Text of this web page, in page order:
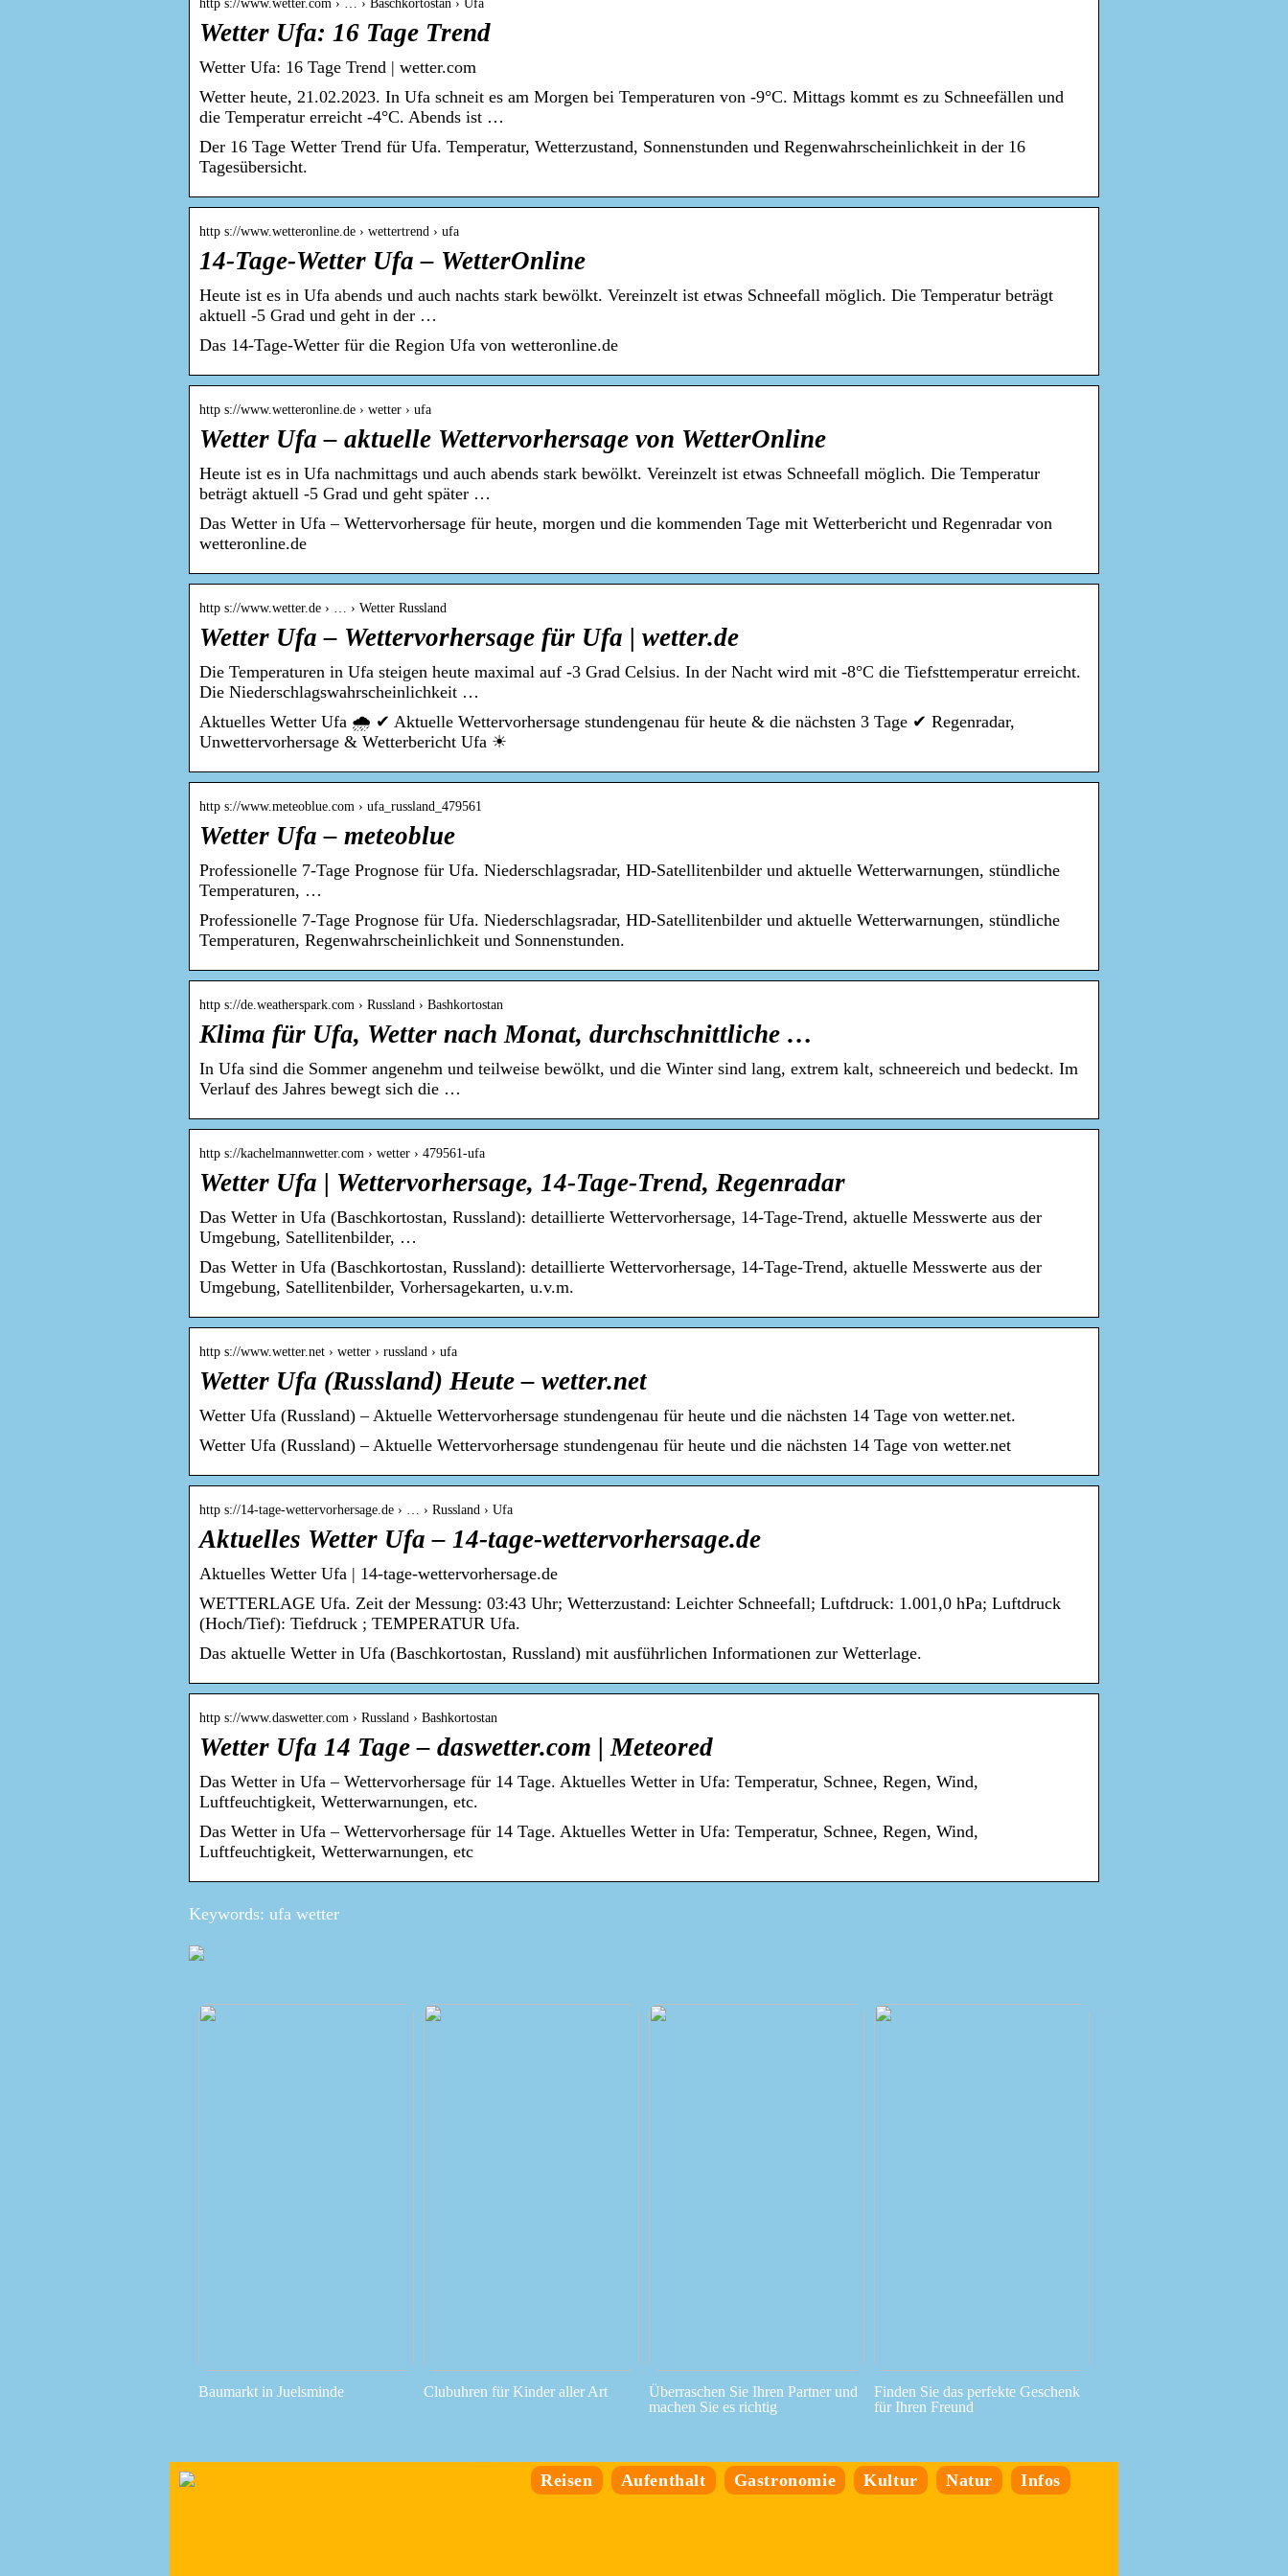
http s://www.wetter.com › … › Baschkortostan › Ufa
Wetter Ufa: 16 Tage Trend
Wetter Ufa: 16 Tage Trend | wetter.com
Wetter heute, 21.02.2023. In Ufa schneit es am Morgen bei Temperaturen von -9°C. Mittags kommt es zu Schneefällen und
die Temperatur erreicht -4°C. Abends ist …
Der 16 Tage Wetter Trend für Ufa. Temperatur, Wetterzustand, Sonnenstunden und Regenwahrscheinlichkeit in der 16
Tagesübersicht.
http s://www.wetteronline.de › wettertrend › ufa
14-Tage-Wetter Ufa – WetterOnline
Heute ist es in Ufa abends und auch nachts stark bewölkt. Vereinzelt ist etwas Schneefall möglich. Die Temperatur beträgt
aktuell -5 Grad und geht in der …
Das 14-Tage-Wetter für die Region Ufa von wetteronline.de
http s://www.wetteronline.de › wetter › ufa
Wetter Ufa – aktuelle Wettervorhersage von WetterOnline
Heute ist es in Ufa nachmittags und auch abends stark bewölkt. Vereinzelt ist etwas Schneefall möglich. Die Temperatur
beträgt aktuell -5 Grad und geht später …
Das Wetter in Ufa – Wettervorhersage für heute, morgen und die kommenden Tage mit Wetterbericht und Regenradar von
wetteronline.de
http s://www.wetter.de › … › Wetter Russland
Wetter Ufa – Wettervorhersage für Ufa | wetter.de
Die Temperaturen in Ufa steigen heute maximal auf -3 Grad Celsius. In der Nacht wird mit -8°C die Tiefsttemperatur erreicht.
Die Niederschlagswahrscheinlichkeit …
Aktuelles Wetter Ufa 🌧️ ✔ Aktuelle Wettervorhersage stundengenau für heute & die nächsten 3 Tage ✔ Regenradar,
Unwettervorhersage & Wetterbericht Ufa ☀
http s://www.meteoblue.com › ufa_russland_479561
Wetter Ufa – meteoblue
Professionelle 7-Tage Prognose für Ufa. Niederschlagsradar, HD-Satellitenbilder und aktuelle Wetterwarnungen, stündliche
Temperaturen, …
Professionelle 7-Tage Prognose für Ufa. Niederschlagsradar, HD-Satellitenbilder und aktuelle Wetterwarnungen, stündliche
Temperaturen, Regenwahrscheinlichkeit und Sonnenstunden.
http s://de.weatherspark.com › Russland › Bashkortostan
Klima für Ufa, Wetter nach Monat, durchschnittliche …
In Ufa sind die Sommer angenehm und teilweise bewölkt, und die Winter sind lang, extrem kalt, schneereich und bedeckt. Im
Verlauf des Jahres bewegt sich die …
http s://kachelmannwetter.com › wetter › 479561-ufa
Wetter Ufa | Wettervorhersage, 14-Tage-Trend, Regenradar
Das Wetter in Ufa (Baschkortostan, Russland): detaillierte Wettervorhersage, 14-Tage-Trend, aktuelle Messwerte aus der
Umgebung, Satellitenbilder, …
Das Wetter in Ufa (Baschkortostan, Russland): detaillierte Wettervorhersage, 14-Tage-Trend, aktuelle Messwerte aus der
Umgebung, Satellitenbilder, Vorhersagekarten, u.v.m.
http s://www.wetter.net › wetter › russland › ufa
Wetter Ufa (Russland) Heute – wetter.net
Wetter Ufa (Russland) – Aktuelle Wettervorhersage stundengenau für heute und die nächsten 14 Tage von wetter.net.
Wetter Ufa (Russland) – Aktuelle Wettervorhersage stundengenau für heute und die nächsten 14 Tage von wetter.net
http s://14-tage-wettervorhersage.de › … › Russland › Ufa
Aktuelles Wetter Ufa – 14-tage-wettervorhersage.de
Aktuelles Wetter Ufa | 14-tage-wettervorhersage.de
WETTERLAGE Ufa. Zeit der Messung: 03:43 Uhr; Wetterzustand: Leichter Schneefall; Luftdruck: 1.001,0 hPa; Luftdruck
(Hoch/Tief): Tiefdruck ; TEMPERATUR Ufa.
Das aktuelle Wetter in Ufa (Baschkortostan, Russland) mit ausführlichen Informationen zur Wetterlage.
http s://www.daswetter.com › Russland › Bashkortostan
Wetter Ufa 14 Tage – daswetter.com | Meteored
Das Wetter in Ufa – Wettervorhersage für 14 Tage. Aktuelles Wetter in Ufa: Temperatur, Schnee, Regen, Wind,
Luftfeuchtigkeit, Wetterwarnungen, etc.
Das Wetter in Ufa – Wettervorhersage für 14 Tage. Aktuelles Wetter in Ufa: Temperatur, Schnee, Regen, Wind,
Luftfeuchtigkeit, Wetterwarnungen, etc
Keywords: ufa wetter
Baumarkt in Juelsminde Clubuhren für Kinder aller Art
Überraschen Sie Ihren Partner und
machen Sie es richtig
Finden Sie das perfekte Geschenk
für Ihren Freund
Reisen Aufenthalt Gastronomie Kultur Natur Infos